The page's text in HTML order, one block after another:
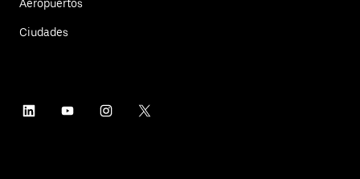
Aeropuertos
Ciudades